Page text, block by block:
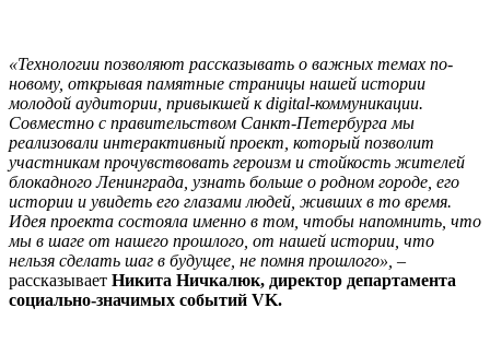
«Технологии позволяют рассказывать о важных темах по-
новому, открывая памятные страницы нашей истории
молодой аудитории, привыкшей к digital-коммуникации.
Совместно с правительством Санкт-Петербурга мы
реализовали интерактивный проект, который позволит
участникам прочувствовать героизм и стойкость жителей
блокадного Ленинграда, узнать больше о родном городе, его
истории и увидеть его глазами людей, живших в то время.
Идея проекта состояла именно в том, чтобы напомнить, что
мы в шаге от нашего прошлого, от нашей истории, что
нельзя сделать шаг в будущее, не помня прошлого», –
рассказывает Никита Ничкалюк, директор департамента
социально-значимых событий VK.